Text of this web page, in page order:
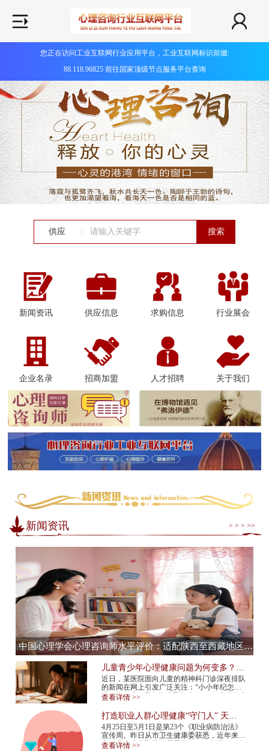
您正在访问工业互联网行业应用平台，工业互联网标识前缀:
88.118.96825 前往国家顶级节点服务平台查询
供应 搜索
新闻资讯 供应信息 求购信息 行业展会
企业名录 招商加盟 人才招聘 关于我们
新闻资讯 > > > >>
中国心理学会心理咨询师水平评价：适配陕西至西藏地区，心理咨询师水平评价全流程服务提供商
儿童青少年心理健康问题为何变多？应
该如何预防？
近日，某医院面向儿童的精神科门诊深夜排队
的新闻在网上引发广泛关注：“小小年纪怎么
得了抑郁症”“我们的孩子怎么了”……青少年心
查看详情 >>
打造职业人群心理健康“守门人” 天津
市职业人群心理咨询平台上线
4月25日至5月1日是第23个《职业病防治法》
宣传周。昨日从市卫生健康委获悉，近年来我
市职业病综合预防效果显著，2015年至2024年
查看详情 >>